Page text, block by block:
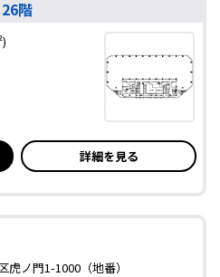
26階
詳細を見る
虎ノ門1-1000（地番）